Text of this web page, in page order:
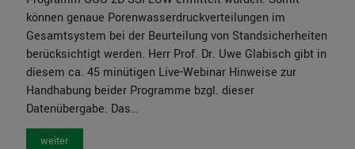
können genaue Porenwasserdruckverteilungen im
Gesamtsystem bei der Beurteilung von Standsicherheiten
berücksichtigt werden. Herr Prof. Dr. Uwe Glabisch gibt in
diesem ca. 45 minütigen Live-Webinar Hinweise zur
Handhabung beider Programme bzgl. dieser
Datenübergabe. Das…
weiter